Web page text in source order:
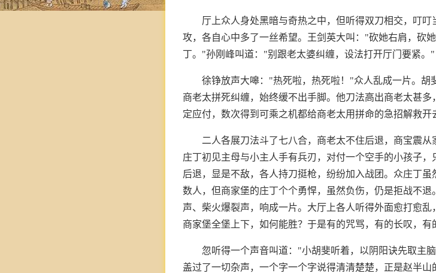
厅上众人身处黑暗与奇热之中，但听得双刀相交，叮
攻，各自心中多了一丝希望。王剑英大叫："砍她右肩，砍
丁。"孙刚峰叫道："别跟老太婆纠缠，设法打开厅门要紧。"
徐铮放声大嗥："热死啦，热死啦！"众人乱成一片。胡
商老太拼死纠缠，始终缓不出手脚。他刀法高出商老太甚
定应付，数次得到可乘之机都给商老太用拼命的急招解救
二人各展刀法斗了七八合，商老太不住后退，商宝震
庄丁初见主母与小主人手有兵刃，对付一个空手的小孩子
后退，显是不敌，各人持刀挺枪，纷纷加入战团。众庄丁
数人，但商家堡的庄丁个个勇悍，虽然负伤，仍是拒战不
声、柴火爆裂声，响成一片。大厅上各人听得外面愈打愈
商家堡全堡上下，如何能胜？于是有的咒骂，有的长叹，有
忽听得一个声音叫道："小胡斐听着，以阴阳诀先取主
盖过了一切杂声，一个字一个字说得清清楚楚，正是赵半山